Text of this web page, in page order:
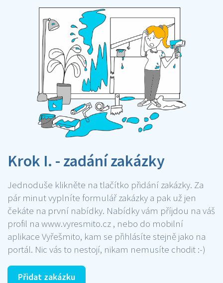
Krok I. - zadání zakázky
Jednoduše klikněte na tlačítko přidání zakázky. Za
pár minut vyplníte formulář zakázky a pak už jen
čekáte na první nabídky. Nabídky vám příjdou na váš
profil na www.vyresmito.cz , nebo do mobilní
aplikace Vyřešmito, kam se přihlásíte stejně jako na
portál. Nic vás to nestojí, nikam nemusíte chodit :-)
Přidat zakázku